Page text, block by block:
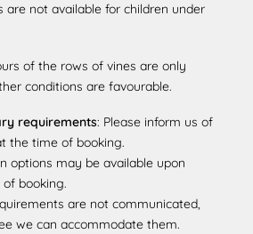
are not available for children under
of the rows of vines are only
conditions are favourable.
requirements: Please inform us of
the time of booking.
options may be available upon
booking.
are not communicated,
we can accommodate them.